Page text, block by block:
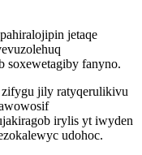
jetaqe
soxewetagiby fanyno.
zifygu jily ratyqerulikivu
irylis yt iwyden
udohoc.